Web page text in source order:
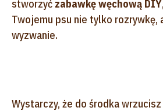
stworzyć zabawkę węchową DIY
Twojemu psu nie tylko rozrywkę,
wyzwanie.
Wystarczy, że do środka